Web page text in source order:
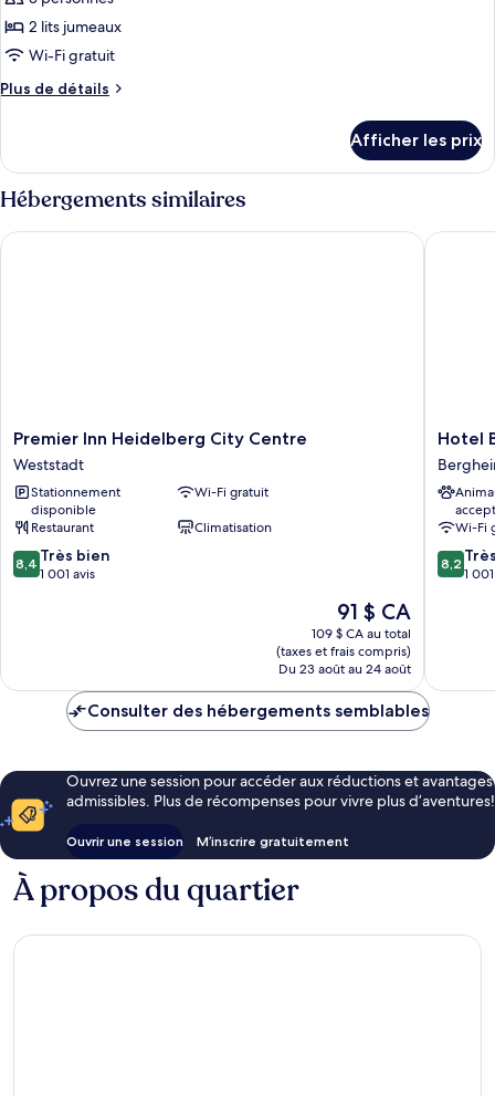
les
photos
pour
ce
chambre :
Twin
Room
2 lits jumeaux
Wi-Fi gratuit
Plus de détails
Plus
Twin
Room
Afficher les prix
Hébergements similaires
Premier
Inn
Heidelberg
City
Centre
Weststadt
Premier Inn Heidelberg City Centre
Weststadt
Stationnement
disponible
Wi-Fi gratuit
Restaurant
Climatisation
8.4
sur
8,4 Très bien
1 001 avis
Le
prix
est
de
91 $ CA
91 $ CA
109 $ CA au total
(taxes et frais compris)
Du 23 août au 24 août
Premier Inn Heidelberg City Centre
Hotel
Hof
Hotel
Wi-Fi
8.2
sur
8,2
1
Hotel
Consulter des hébergements semblables
Ouvrez une session pour accéder aux réductions et avantages
admissibles. Plus de récompenses pour vivre plus d’aventures!
Ouvrir une session M’inscrire gratuitement
À propos du quartier